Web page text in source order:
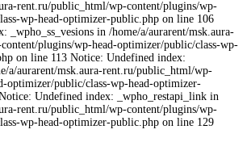
rent.ru/public_html/wp-content/plugins/wp-
wp-head-optimizer-public.php on line 106
_wpho_ss_vesions in /home/a/aurarent/msk.aura-
plugins/wp-head-optimizer/public/class-wp-
on line 113 Notice: Undefined index:
a/aurarent/msk.aura-rent.ru/public_html/wp-
optimizer/public/class-wp-head-optimizer-
Undefined index: _wpho_restapi_link in
rent.ru/public_html/wp-content/plugins/wp-
wp-head-optimizer-public.php on line 129